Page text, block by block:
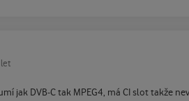
jak DVB-C tak MPEG4, má CI slot takže